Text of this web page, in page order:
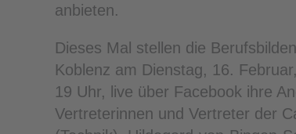
anbieten.
Dieses Mal stellen die
Koblenz am Dienstag, 16.
19 Uhr, live über Facebook ihre
Vertreterinnen und Vertreter der